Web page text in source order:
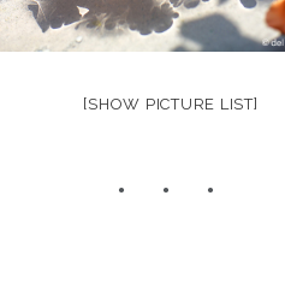
[SHOW PICTURE LIST]